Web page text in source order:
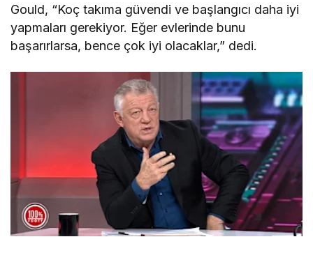
Gould, “Koç takıma güvendi ve başlangıcı daha iyi
yapmaları gerekiyor. Eğer evlerinde bunu
başarırlarsa, bence çok iyi olacaklar,” dedi.